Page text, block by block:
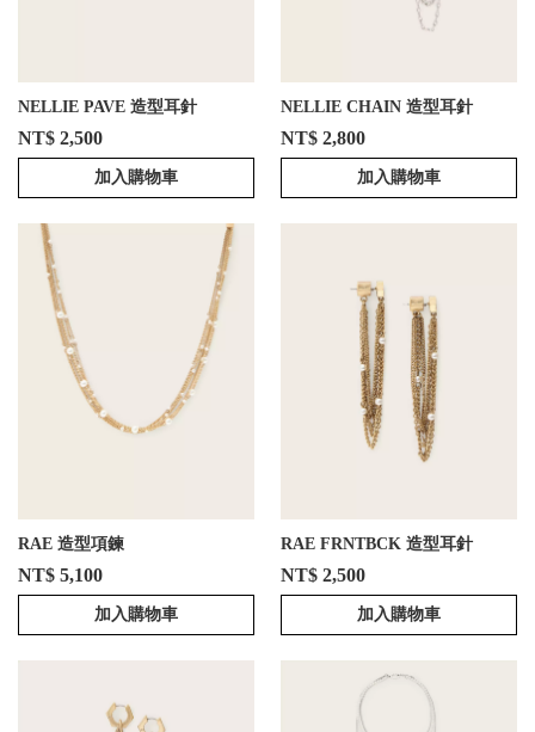
NELLIE PAVE 造型耳針
NT$ 2,500
加入購物車
NELLIE CHAIN 造型耳針
NT$ 2,800
加入購物車
RAE 造型項鍊
NT$ 5,100
加入購物車
RAE FRNTBCK 造型耳針
NT$ 2,500
加入購物車